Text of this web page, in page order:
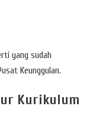
yang sudah
Keunggulan.
Kurikulum